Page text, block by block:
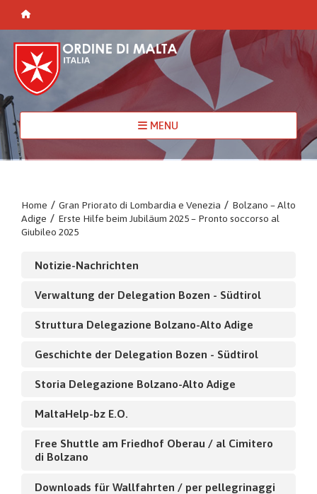
MENU
Home / Gran Priorato di Lombardia e Venezia / Bolzano – Alto
Adige / Erste Hilfe beim Jubiläum 2025 – Pronto soccorso al
Giubileo 2025
Notizie-Nachrichten
Verwaltung der Delegation Bozen - Südtirol
Struttura Delegazione Bolzano-Alto Adige
Geschichte der Delegation Bozen - Südtirol
Storia Delegazione Bolzano-Alto Adige
MaltaHelp-bz E.O.
Free Shuttle am Friedhof Oberau / al Cimitero
di Bolzano
Downloads für Wallfahrten / per pellegrinaggi